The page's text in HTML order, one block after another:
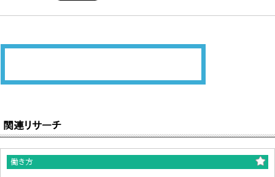
関連リサーチ
働き方